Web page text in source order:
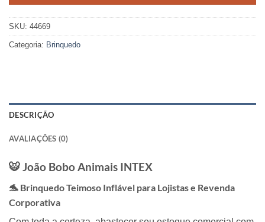
SKU: 44669
Categoria: Brinquedo
DESCRIÇÃO
AVALIAÇÕES (0)
🐯 João Bobo Animais INTEX
🐬 Brinquedo Teimoso Inflável para Lojistas e Revenda
Corporativa